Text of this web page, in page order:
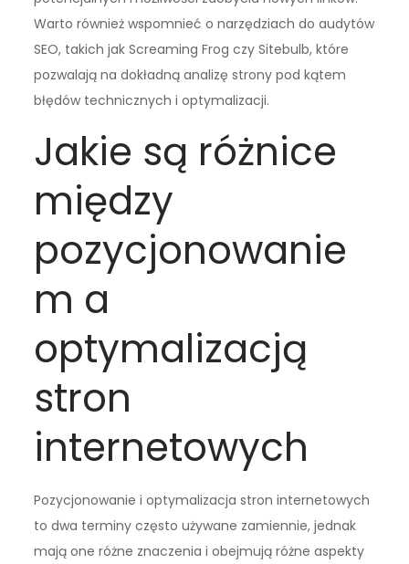
Warto również wspomnieć o narzędziach do audytów
SEO, takich jak Screaming Frog czy Sitebulb, które
pozwalają na dokładną analizę strony pod kątem
błędów technicznych i optymalizacji.
Jakie są różnice
między
pozycjonowanie
m a
optymalizacją
stron
internetowych
Pozycjonowanie i optymalizacja stron internetowych
to dwa terminy często używane zamiennie, jednak
mają one różne znaczenia i obejmują różne aspekty